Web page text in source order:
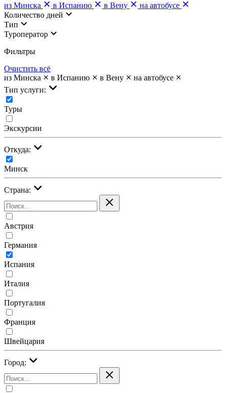
из Минска
в Испанию в Вену
на автобусе
Количество дней
Тип
Туроператор
Фильтры
Очистить всё
из Минска
в Испанию в Вену
на автобусе
Тип услуги:
Туры
Экскурсии
Откуда:
Минск
Страна:
Австрия
Германия
Испания
Италия
Португалия
Франция
Швейцария
Город: